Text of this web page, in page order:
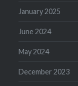
January 2025
June 2024
May 2024
December 2023